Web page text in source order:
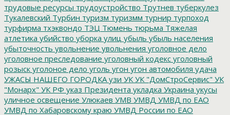
трудовые ресурсы трудоустройство Трутнев туберкулез
Тукалевский Турбин туризм туризмм турнир турпоход
турфирма тхэквондо ТЭЦ Тюмень тюрьма Тяжелая
атлетика убийство уборка улиц убыль убыль населения
убыточность увольнение увольнения уголовное дело
уголовное преследование уголовный кодекс уголовный
розыск уголоное дело уголь угон угон автомобиля удача
УЖАСЫ НАШЕГО ГОРОДКА узи УК УК "ДомСтроСервис" УК
"Монарх" УК РФ указ Президента укладка Украина укусы
уличное освещение Улюкаев УМВ УМВД УМВД по ЕАО
УМВД по Хабаровскому краю УМВД России по ЕАО